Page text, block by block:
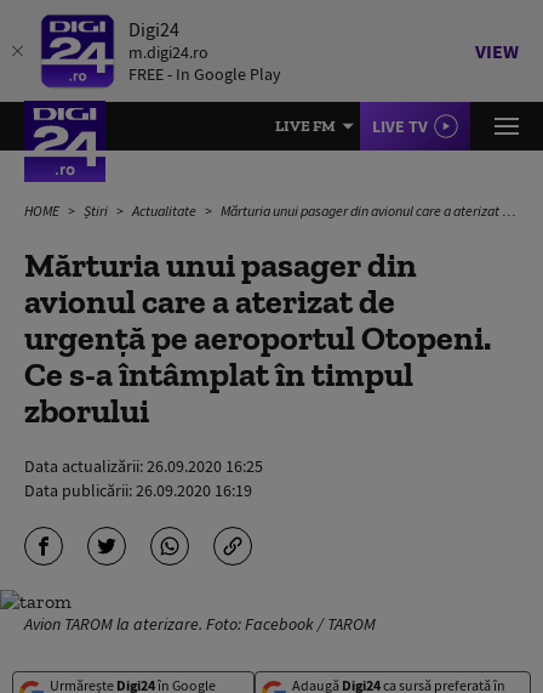
Digi24
m.digi24.ro
FREE - In Google Play
VIEW
LIVE FM LIVE TV
HOME Știri Actualitate Mărturia unui pasager din avionul care a aterizat de urgență pe aeroportul Otopeni. Ce s-a întâmplat în timpul zborului
Mărturia unui pasager din
avionul care a aterizat de
urgență pe aeroportul Otopeni.
Ce s-a întâmplat în timpul
zborului
Data actualizării:26.09.2020 16:25
Data publicării:26.09.2020 16:19
Avion TAROM la aterizare. Foto: Facebook / TAROM
Urmărește Digi24în Google
Adaugă Digi24ca sursă preferată în